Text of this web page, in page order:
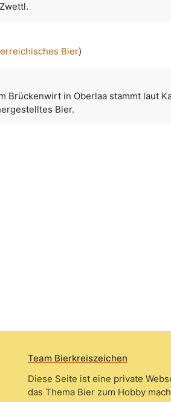
Bier)
Brückenwirt in Oberlaa stammt laut
Bier.
Team Bierkreiszeichen
Diese Seite ist eine private
das Thema Bier zum Hobby